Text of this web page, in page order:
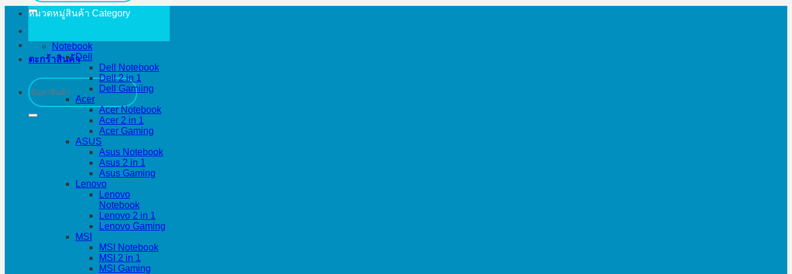
ตะกร้าสินค้า
ค้นหา:
หมวดหมู่สินค้า Category
Notebook
Dell
Dell Notebook
Dell 2 in 1
Dell Gamiing
Acer
Acer Notebook
Acer 2 in 1
Acer Gaming
ASUS
Asus Notebook
Asus 2 in 1
Asus Gaming
Lenovo
Lenovo
Notebook
Lenovo 2 in 1
Lenovo Gaming
MSI
MSI Notebook
MSI 2 in 1
MSI Gaming